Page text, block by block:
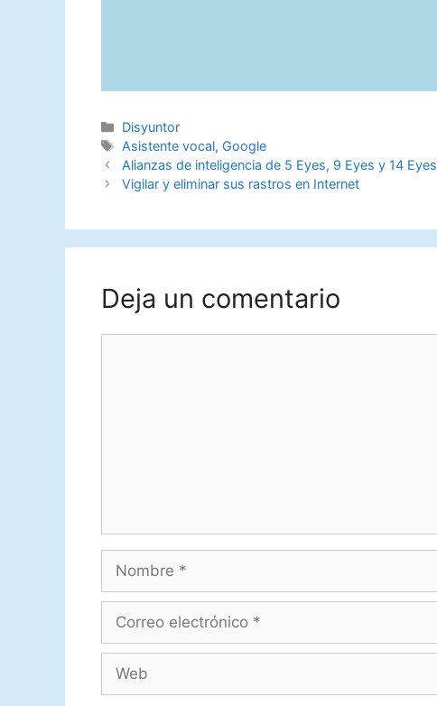
Categorías
Disyuntor
Etiquetas
Asistente vocal, Google
Alianzas de inteligencia de 5 Eyes, 9 Eyes y 14 Eyes
Vigilar y eliminar sus rastros en Internet
Deja un comentario
electrónico